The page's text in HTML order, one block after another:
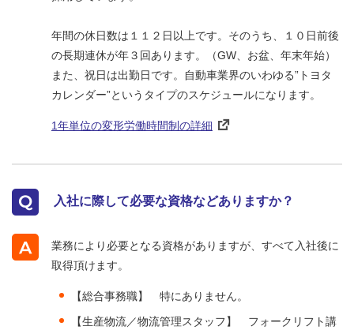
年間の休日数は１１２日以上です。そのうち、１０日前後
の長期連休が年３回あります。（GW、お盆、年末年始）
また、祝日は出勤日です。自動車業界のいわゆる”トヨタ
カレンダー”というタイプのスケジュールになります。
1年単位の変形労働時間制の詳細
入社に際して必要な資格などありますか？
業務により必要となる資格がありますが、すべて入社後に
取得頂けます。
【総合事務職】 特にありません。
【生産物流／物流管理スタッフ】 フォークリフト講